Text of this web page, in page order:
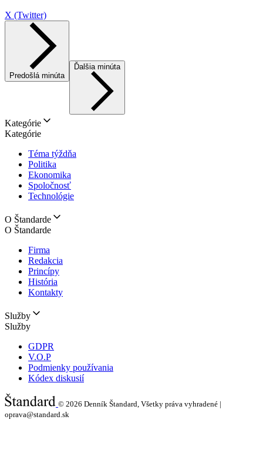
X (Twitter)
Predošlá minúta
Ďalšia minúta
Kategórie
Kategórie
Téma týždňa
Politika
Ekonomika
Spoločnosť
Technológie
O Štandarde
O Štandarde
Firma
Redakcia
Princípy
História
Kontakty
Služby
Služby
GDPR
V.O.P
Podmienky používania
Kódex diskusií
© 2026 Denník Štandard, Všetky práva vyhradené |
oprava@standard.sk